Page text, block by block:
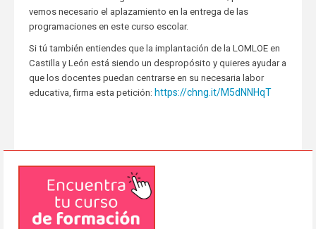
vemos necesario el aplazamiento en la entrega de las
programaciones en este curso escolar.
Si tú también entiendes que la implantación de la LOMLOE en
Castilla y León está siendo un despropósito y quieres ayudar a
que los docentes puedan centrarse en su necesaria labor
educativa, firma esta petición: https://chng.it/M5dNNHqT